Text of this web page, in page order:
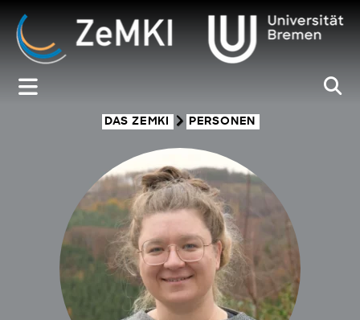
Zum
Inhalt
springen
DAS ZEMKI PERSONEN